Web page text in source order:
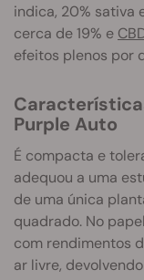
indica, 20% sativa
cerca de 19% e
efeitos plenos por
Características de cultivo da Granddaddy
Purple Auto
É compacta e
adequou a uma
de uma única
quadrado. No
com rendimentos
ar livre,